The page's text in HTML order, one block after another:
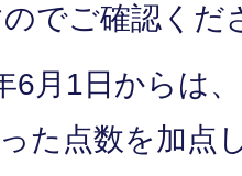
でご確認くだ
月1日からは
た点数を加点